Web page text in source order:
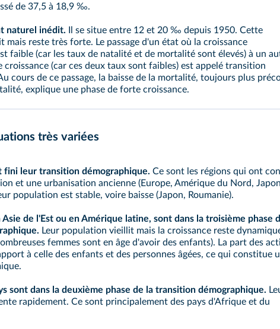
de 37,5 à 18,9 ‰.
naturel inédit. Il se situe entre 12 et 20 ‰ depuis 1950. Cette
mais reste très forte. Le passage d'un état où la croissance
faible (car les taux de natalité et de mortalité sont élevés) à un
croissance (car ces deux taux sont faibles) est appelé transition
cours de ce passage, la baisse de la mortalité, toujours plus
explique une phase de forte croissance.
très variées
fini leur transition démographique. Ce sont les régions qui ont
et une urbanisation ancienne (Europe, Amérique du Nord,
population est stable, voire baisse (Japon, Roumanie).
Asie de l'Est ou en Amérique latine, sont dans la troisième phase
Leur population vieillit mais la croissance reste
femmes sont en âge d'avoir des enfants). La part des
à celle des enfants et des personnes âgées, ce qui constitue
sont dans la deuxième phase de la transition démographique.
rapidement. Ce sont principalement des pays d'Afrique et du